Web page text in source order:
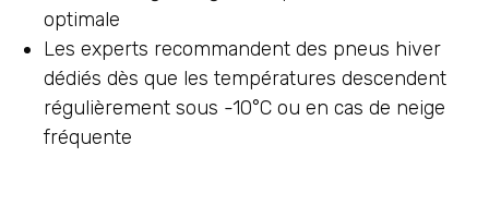
optimale
Les experts recommandent des pneus hiver
dédiés dès que les températures descendent
régulièrement sous -10°C ou en cas de neige
fréquente